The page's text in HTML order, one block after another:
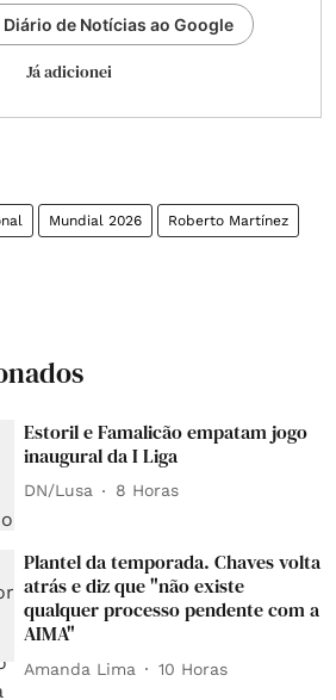
de Notícias ao Google
Já adicionei
Mundial 2026 Roberto Martínez
Estoril e Famalicão empatam jogo
inaugural da I Liga
DN/Lusa 8 Horas
Plantel da temporada. Chaves volta
atrás e diz que "não existe
qualquer processo pendente com a
AIMA"
Amanda Lima 10 Horas